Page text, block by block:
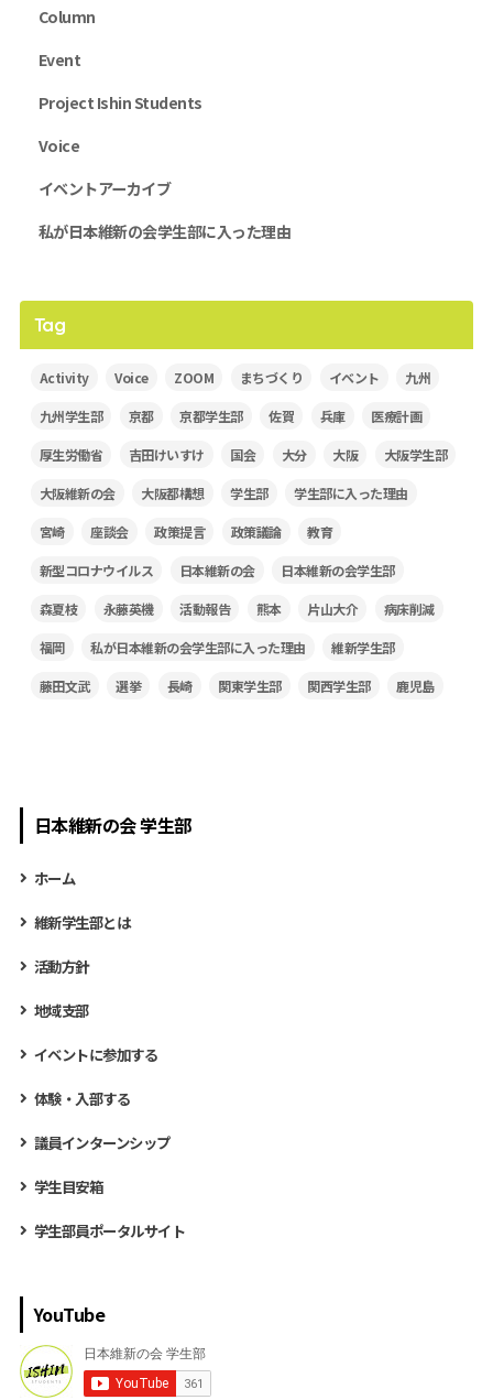
Column
Event
Project Ishin Students
Voice
イベントアーカイブ
私が日本維新の会学生部に入った理由
Tag
Activity Voice ZOOM まちづくり イベント 九州
九州学生部 京都 京都学生部 佐賀 兵庫 医療計画
厚生労働省 吉田けいすけ 国会 大分 大阪 大阪学生部
大阪維新の会 大阪都構想 学生部 学生部に入った理由
宮崎 座談会 政策提言 政策議論 教育
新型コロナウイルス 日本維新の会 日本維新の会学生部
森夏枝 永藤英機 活動報告 熊本 片山大介 病床削減
福岡 私が日本維新の会学生部に入った理由 維新学生部
藤田文武 選挙 長崎 関東学生部 関西学生部 鹿児島
日本維新の会 学生部
ホーム
維新学生部とは
活動方針
地域支部
イベントに参加する
体験・入部する
議員インターンシップ
学生目安箱
学生部員ポータルサイト
YouTube